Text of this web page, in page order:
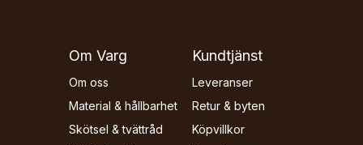
Om Varg
Om oss
Material & hållbarhet
Skötsel & tvättråd
Kundtjänst
Leveranser
Retur & byten
Köpvillkor